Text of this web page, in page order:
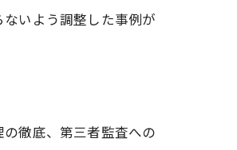
いよう調整した事例が
徹底、第三者監査への